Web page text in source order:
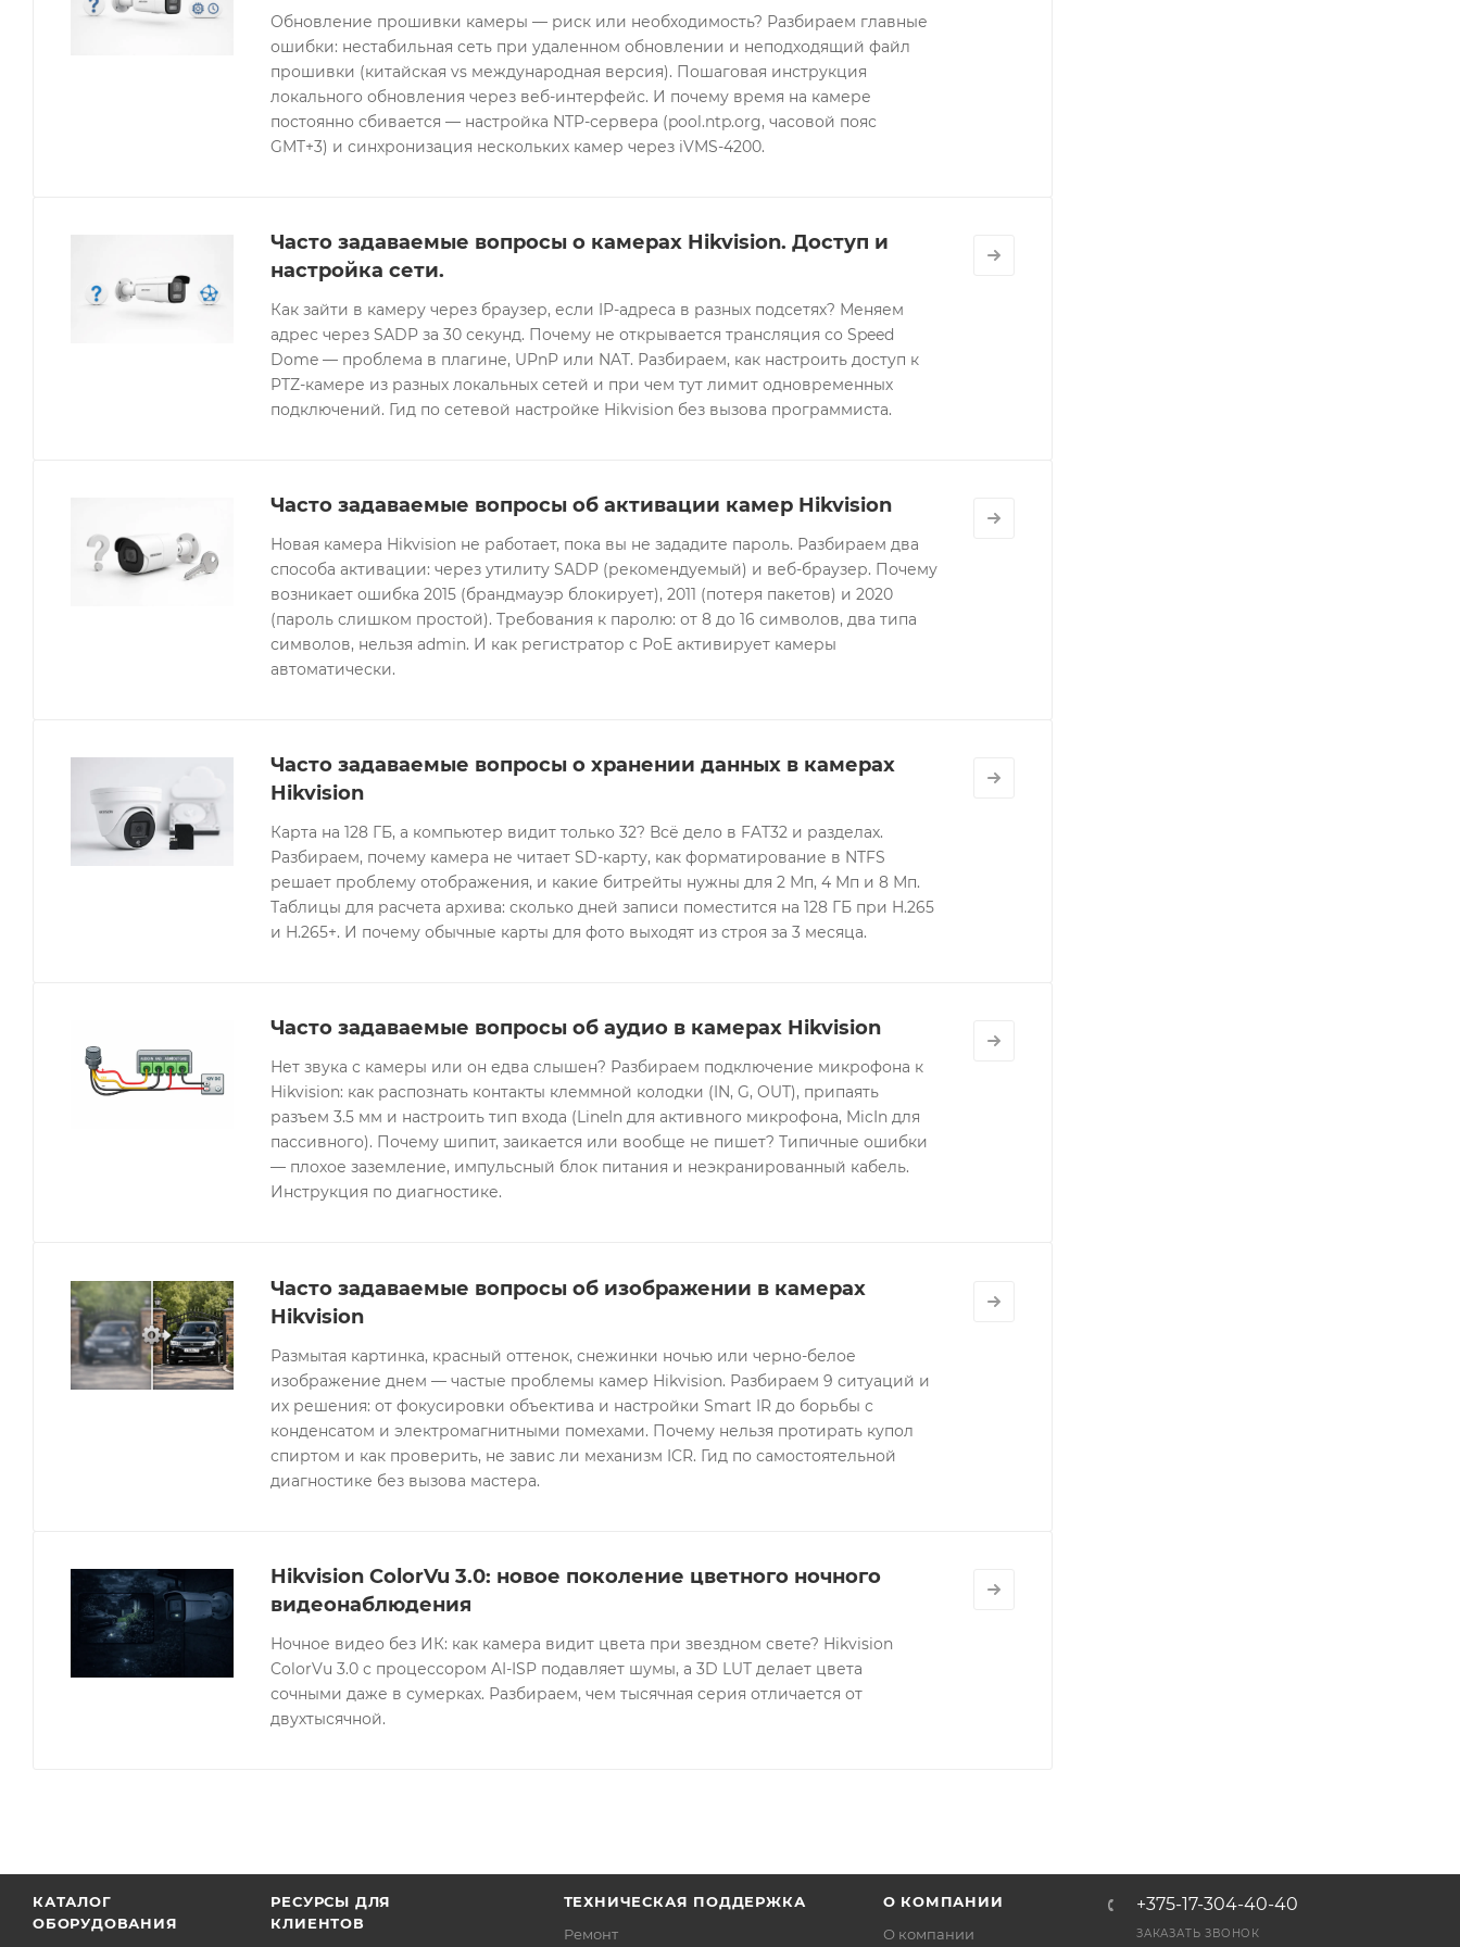
Обновление прошивки камеры — риск или необходимость? Разбираем главные
ошибки: нестабильная сеть при удаленном обновлении и неподходящий файл
прошивки (китайская vs международная версия). Пошаговая инструкция
локального обновления через веб-интерфейс. И почему время на камере
постоянно сбивается — настройка NTP-сервера (pool.ntp.org, часовой пояс
GMT+3) и синхронизация нескольких камер через iVMS-4200.
Часто задаваемые вопросы о камерах Hikvision. Доступ и
настройка сети.
Как зайти в камеру через браузер, если IP-адреса в разных подсетях? Меняем
адрес через SADP за 30 секунд. Почему не открывается трансляция со Speed
Dome — проблема в плагине, UPnP или NAT. Разбираем, как настроить доступ к
PTZ-камере из разных локальных сетей и при чем тут лимит одновременных
подключений. Гид по сетевой настройке Hikvision без вызова программиста.
Часто задаваемые вопросы об активации камер Hikvision
Новая камера Hikvision не работает, пока вы не зададите пароль. Разбираем два
способа активации: через утилиту SADP (рекомендуемый) и веб-браузер. Почему
возникает ошибка 2015 (брандмауэр блокирует), 2011 (потеря пакетов) и 2020
(пароль слишком простой). Требования к паролю: от 8 до 16 символов, два типа
символов, нельзя admin. И как регистратор с PoE активирует камеры
автоматически.
Часто задаваемые вопросы о хранении данных в камерах
Hikvision
Карта на 128 ГБ, а компьютер видит только 32? Всё дело в FAT32 и разделах.
Разбираем, почему камера не читает SD-карту, как форматирование в NTFS
решает проблему отображения, и какие битрейты нужны для 2 Мп, 4 Мп и 8 Мп.
Таблицы для расчета архива: сколько дней записи поместится на 128 ГБ при H.265
и H.265+. И почему обычные карты для фото выходят из строя за 3 месяца.
Часто задаваемые вопросы об аудио в камерах Hikvision
Нет звука с камеры или он едва слышен? Разбираем подключение микрофона к
Hikvision: как распознать контакты клеммной колодки (IN, G, OUT), припаять
разъем 3.5 мм и настроить тип входа (LineIn для активного микрофона, MicIn для
пассивного). Почему шипит, заикается или вообще не пишет? Типичные ошибки
— плохое заземление, импульсный блок питания и неэкранированный кабель.
Инструкция по диагностике.
Часто задаваемые вопросы об изображении в камерах
Hikvision
Размытая картинка, красный оттенок, снежинки ночью или черно-белое
изображение днем — частые проблемы камер Hikvision. Разбираем 9 ситуаций и
их решения: от фокусировки объектива и настройки Smart IR до борьбы с
конденсатом и электромагнитными помехами. Почему нельзя протирать купол
спиртом и как проверить, не завис ли механизм ICR. Гид по самостоятельной
диагностике без вызова мастера.
Hikvision ColorVu 3.0: новое поколение цветного ночного
видеонаблюдения
Ночное видео без ИК: как камера видит цвета при звездном свете? Hikvision
ColorVu 3.0 с процессором AI-ISP подавляет шумы, а 3D LUT делает цвета
сочными даже в сумерках. Разбираем, чем тысячная серия отличается от
двухтысячной.
КАТАЛОГ
ОБОРУДОВАНИЯ
РЕСУРСЫ ДЛЯ
КЛИЕНТОВ
ТЕХНИЧЕСКАЯ ПОДДЕРЖКА
Ремонт
О КОМПАНИИ
О компании
+375-17-304-40-40
ЗАКАЗАТЬ ЗВОНОК